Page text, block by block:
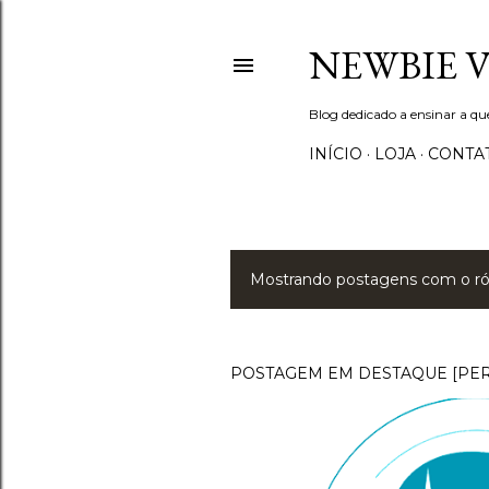
NEWBIE
Blog dedicado a ensinar a
INÍCIO LOJA
P
s
Mostrando postagens com o
POSTAGEM EM DESTAQUE